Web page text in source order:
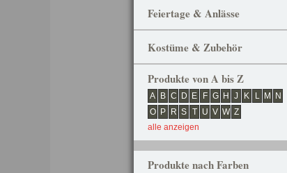
Feiertage & Anlässe
Kostüme & Zubehör
Produkte von A bis Z
A B C D E F G H J K L M
N
O
P R S T U V W Z
alle anzeigen
Produkte nach Farben